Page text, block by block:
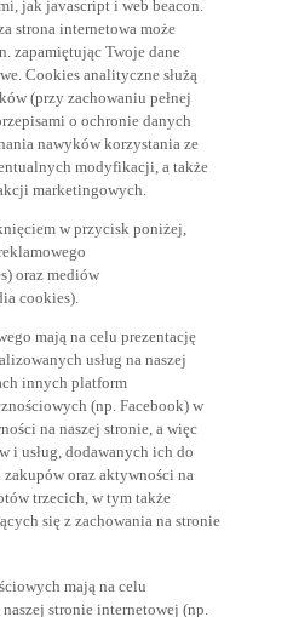
strona internetowa może
zapamiętując Twoje dane
Cookies analityczne służą
(przy zachowaniu pełnej
o ochronie danych
nawyków korzystania ze
modyfikacji, a także
marketingowych.
w przycisk poniżej,
oraz mediów
cookies).
mają na celu prezentację
usług na naszej
innych platform
(np. Facebook) w
na naszej stronie, a więc
i usług, dodawanych ich do
oraz aktywności na
trzecich, w tym także
się z zachowania na stronie
mają na celu
stronie internetowej (np.